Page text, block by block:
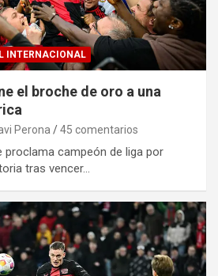
INTERNACIONAL
el broche de oro a una
Perona 45 comentarios
proclama campeón de liga por
tras vencer…